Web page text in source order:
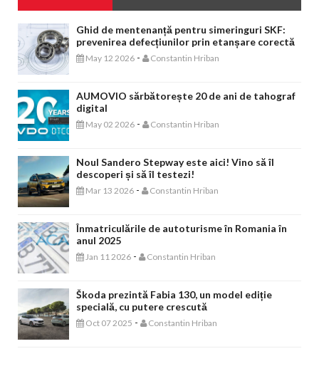
Ghid de mentenanță pentru simeringuri SKF:
prevenirea defecțiunilor prin etanșare corectă
May 12 2026 - Constantin Hriban
AUMOVIO sărbătorește 20 de ani de tahograf
digital
May 02 2026 - Constantin Hriban
Noul Sandero Stepway este aici! Vino să îl
descoperi și să îl testezi!
Mar 13 2026 - Constantin Hriban
Înmatriculările de autoturisme în Romania în
anul 2025
Jan 11 2026 - Constantin Hriban
Škoda prezintă Fabia 130, un model ediție
specială, cu putere crescută
Oct 07 2025 - Constantin Hriban